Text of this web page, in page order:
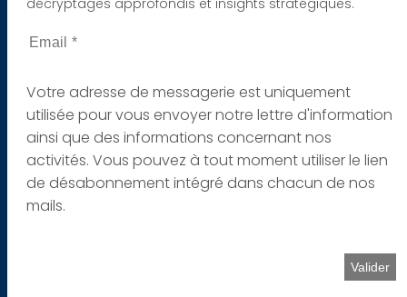
décryptages approfondis et insights stratégiques.
Votre adresse de messagerie est uniquement
utilisée pour vous envoyer notre lettre d'information
ainsi que des informations concernant nos
activités. Vous pouvez à tout moment utiliser le lien
de désabonnement intégré dans chacun de nos
mails.